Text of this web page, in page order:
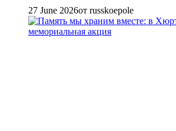
27 June 2026от russkoepole